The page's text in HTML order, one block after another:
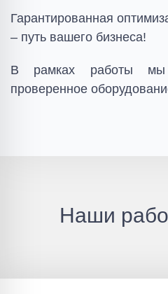
Гарантированная
– путь вашего бизнеса!
В рамках работы мы
проверенное
Наши